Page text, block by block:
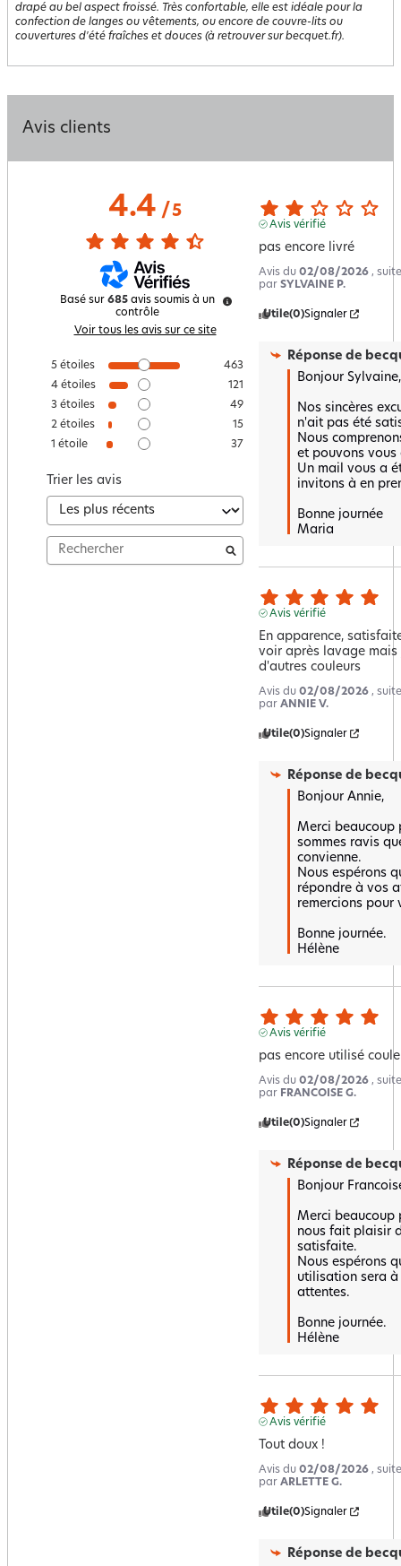
drapé au bel aspect froissé. Très confortable, elle est idéale pour la
confection de langes ou vêtements, ou encore de couvre-lits ou
couvertures d'été fraîches et douces (à retrouver sur becquet.fr).
Avis clients
4.4/ 5
Basé sur 685 avis soumis à un
contrôle
Voir tous les avis sur ce site
5 étoiles
463
4 étoiles
121
3 étoiles
49
2 étoiles
15
1 étoile 37
Trier les avis
Avis vérifié
pas encore livré
Avis du 02/08/2026 ,
par SYLVAINE P.
Utile(0)Signaler
Réponse de
Bonjour Sylvaine,
Nos sincères
n'ait pas été
Nous
et pouvons
Un mail vous a
invitons à en
Bonne journée
Maria
Avis vérifié
En apparence,
voir après lavage mais
d'autres couleurs
Avis du 02/08/2026 ,
par ANNIE V.
Utile(0)Signaler
Réponse de
Bonjour Annie,
Merci beaucoup
sommes ravis
convienne.
Nous espérons
répondre à vos
remercions
Bonne journée.
Hélène
Avis vérifié
pas encore utilisé
Avis du 02/08/2026 ,
par FRANCOISE G.
Utile(0)Signaler
Réponse de
Bonjour
Merci beaucoup
nous fait plaisir
satisfaite.
Nous espérons
utilisation sera
attentes.
Bonne journée.
Hélène
Avis vérifié
Tout doux !
Avis du 02/08/2026 ,
par ARLETTE G.
Utile(0)Signaler
Réponse de